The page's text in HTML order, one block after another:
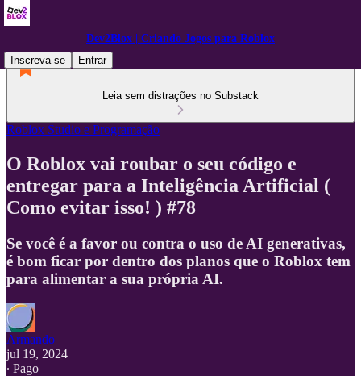
Dev2Blox | Criando Jogos para Roblox
Inscreva-se
Entrar
Leia sem distrações no Substack
Roblox Studio e Programação
O Roblox vai roubar o seu código e
entregar para a Inteligência Artificial (
Como evitar isso! ) #78
Se você é a favor ou contra o uso de AI generativas,
é bom ficar por dentro dos planos que o Roblox tem
para alimentar a sua própria AI.
Armando
jul 19, 2024
∙ Pago